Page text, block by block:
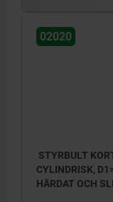
02020
STYRBULT
CYLINDRISK,
HÄRDAT OCH